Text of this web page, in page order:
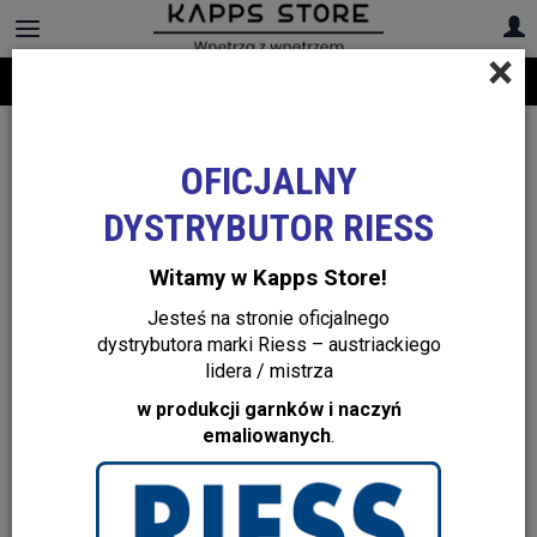
+48 22 299 19 84
×
OFICJALNY
DYSTRYBUTOR RIESS
Witamy w Kapps Store!
Jesteś na stronie oficjalnego
dystrybutora marki Riess – austriackiego
lidera / mistrza
w produkcji garnków i naczyń
emaliowanych.